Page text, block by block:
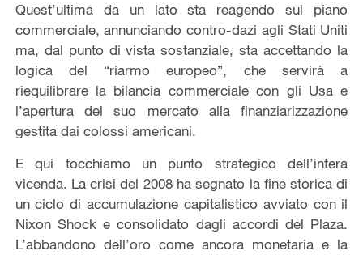
Quest’ultima da un lato sta reagendo sul piano
commerciale, annunciando contro-dazi agli Stati Uniti
ma, dal punto di vista sostanziale, sta accettando la
logica del “riarmo europeo”, che servirà a
riequilibrare la bilancia commerciale con gli Usa e
l’apertura del suo mercato alla finanziarizzazione
gestita dai colossi americani.
E qui tocchiamo un punto strategico dell’intera
vicenda. La crisi del 2008 ha segnato la fine storica di
un ciclo di accumulazione capitalistico avviato con il
Nixon Shock e consolidato dagli accordi del Plaza.
L’abbandono dell’oro come ancora monetaria e la